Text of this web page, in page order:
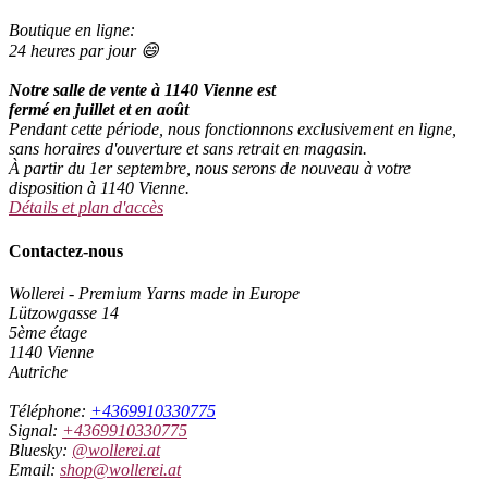
Boutique en ligne:
24 heures par jour 😄
Notre salle de vente à 1140 Vienne est
fermé en juillet et en août
Pendant cette période, nous fonctionnons exclusivement en ligne,
sans horaires d'ouverture et sans retrait en magasin.
À partir du 1er septembre, nous serons de nouveau à votre
disposition à 1140 Vienne.
Détails et plan d'accès
Contactez-nous
Wollerei - Premium Yarns made in Europe
Lützowgasse 14
5ème étage
1140 Vienne
Autriche
Téléphone: +4369910330775
Signal: +4369910330775
Bluesky: @wollerei.at
Email: shop@wollerei.at